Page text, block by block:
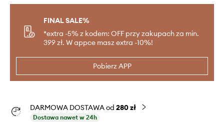
FINAL SALE%
*extra -5% z kodem: OFF przy zakupach za min.
399 zł. W appce masz extra -10%!
Pobierz APP
DARMOWA DOSTAWA od 280 zł
Dostawa nawet w 24h